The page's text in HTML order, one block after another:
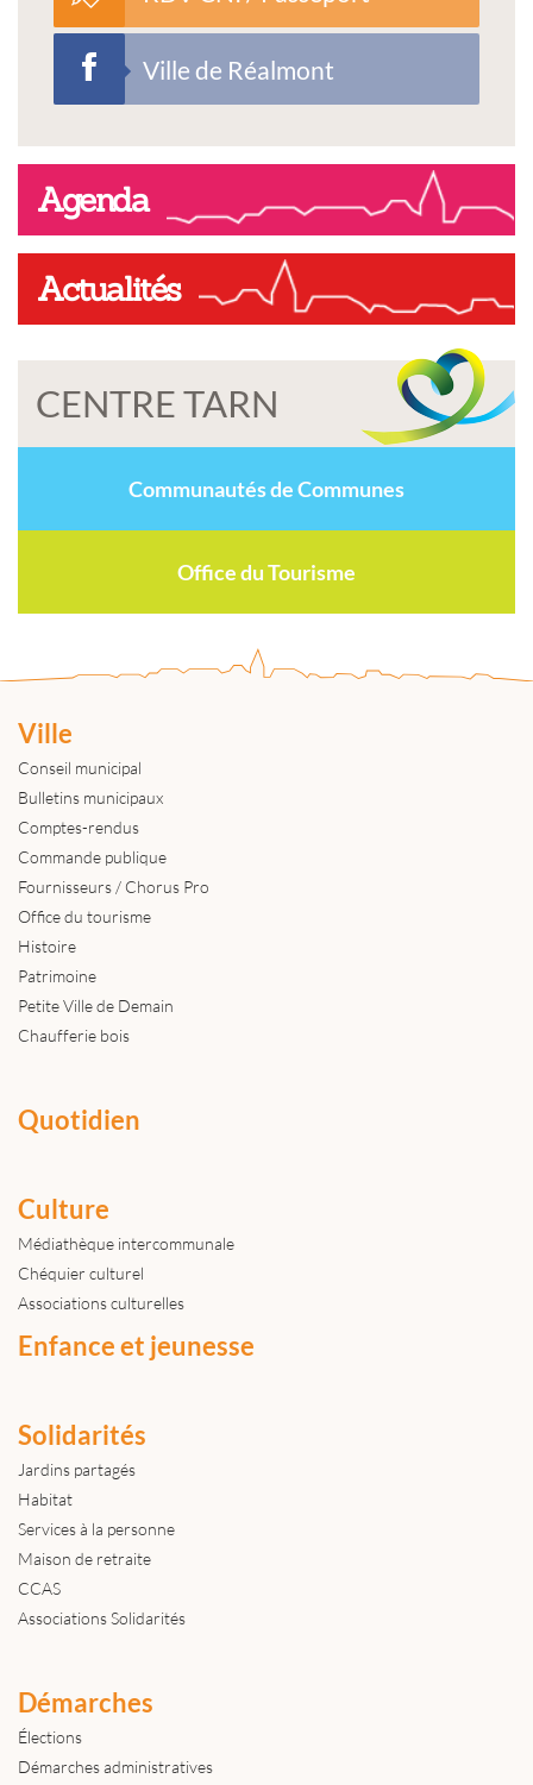
Ville de Réalmont
Agenda
Actualités
CENTRE TARN
Communautés de Communes
Office du Tourisme
Ville
Conseil municipal
Bulletins municipaux
Comptes-rendus
Commande publique
Fournisseurs / Chorus Pro
Office du tourisme
Histoire
Patrimoine
Petite Ville de Demain
Chaufferie bois
Quotidien
Culture
Médiathèque intercommunale
Chéquier culturel
Associations culturelles
Enfance et jeunesse
Solidarités
Jardins partagés
Habitat
Services à la personne
Maison de retraite
CCAS
Associations Solidarités
Démarches
Élections
Démarches administratives